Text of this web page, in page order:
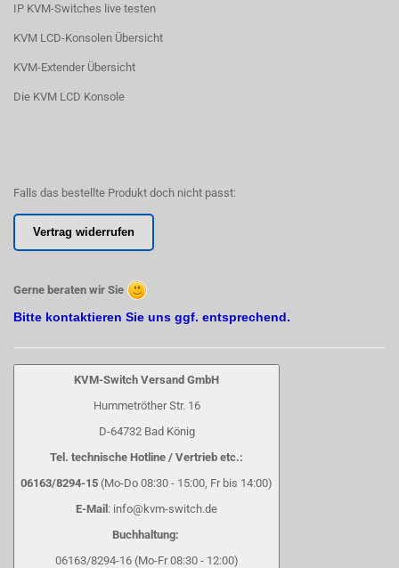
IP KVM-Switches live testen
KVM LCD-Konsolen Übersicht
KVM-Extender Übersicht
Die KVM LCD Konsole
Falls das bestellte Produkt doch nicht passt:
Vertrag widerrufen
Gerne beraten wir Sie
Bitte kontaktieren Sie uns ggf. entsprechend.
KVM-Switch Versand GmbH
Hummetröther Str. 16
D-64732 Bad König
Tel. technische Hotline / Vertrieb etc.:
06163/8294-15 (Mo-Do 08:30 - 15:00, Fr bis 14:00)
E-Mail : info@kvm-switch.de
Buchhaltung:
06163/8294-16 (Mo-Fr 08:30 - 12:00)